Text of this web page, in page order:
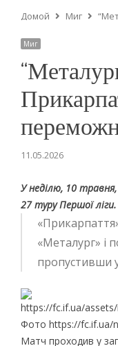
Домой Миг
Миг
11.05.2026
У неділю, 10
27 туру Першої ліги.
«Металург» і
пропустивши
Фото https://fc.if.ua/
Матч проходив у